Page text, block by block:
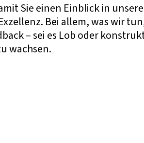
Sie einen Einblick in
Bei allem, was wir
– sei es Lob oder
wachsen.